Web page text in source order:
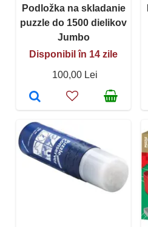
Podložka na skladanie
puzzle do 1500 dielikov
Jumbo
Disponibil în 14 zile
100,00 Lei